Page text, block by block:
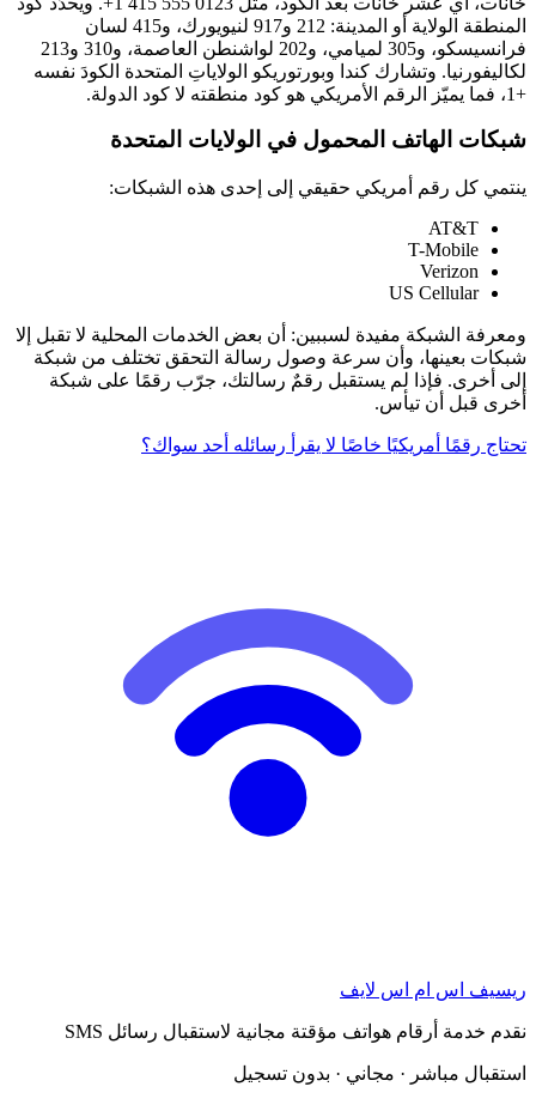
المنطقة الولاية أو المدينة: 212 و917 لنيويورك، و415 لسان
فرانسيسكو، و305 لميامي، و202 لواشنطن العاصمة، و310 و213
لكاليفورنيا. وتشارك كندا وبورتوريكو الولاياتِ المتحدة الكودَ نفسه
+1، فما يميّز الرقم الأمريكي هو كود منطقته لا كود الدولة.
شبكات الهاتف المحمول في الولايات المتحدة
ينتمي كل رقم أمريكي حقيقي إلى إحدى هذه الشبكات:
AT&T
T-Mobile
Verizon
US Cellular
ومعرفة الشبكة مفيدة لسببين: أن بعض الخدمات المحلية لا تقبل إلا
شبكات بعينها، وأن سرعة وصول رسالة التحقق تختلف من شبكة
إلى أخرى. فإذا لم يستقبل رقمٌ رسالتك، جرّب رقمًا على شبكة
أخرى قبل أن تيأس.
تحتاج رقمًا أمريكيًا خاصًا لا يقرأ رسائله أحد سواك؟
ريسيف اس ام اس لايف
نقدم خدمة أرقام هواتف مؤقتة مجانية لاستقبال رسائل SMS
استقبال مباشر · مجاني · بدون تسجيل